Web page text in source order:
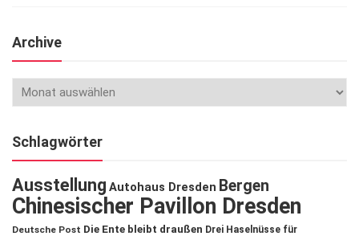
Archive
Schlagwörter
Ausstellung Autohaus Dresden Bergen
Chinesischer Pavillon Dresden
Deutsche Post Die Ente bleibt draußen Drei Haselnüsse für